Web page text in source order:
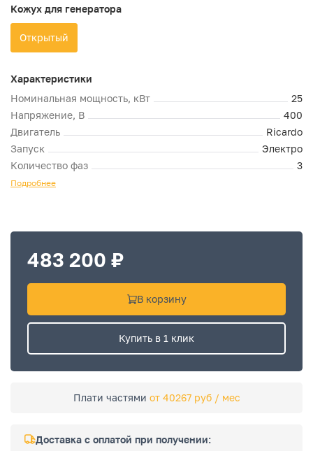
Кожух для генератора
Открытый
Характеристики
Номинальная мощность, кВт
25
Напряжение, В
400
Двигатель
Ricardo
Запуск
Электро
Количество фаз
3
Подробнее
483 200 ₽
В корзину
Купить в 1 клик
Плати частями от 40267 руб / мес
Доставка с оплатой при получении: